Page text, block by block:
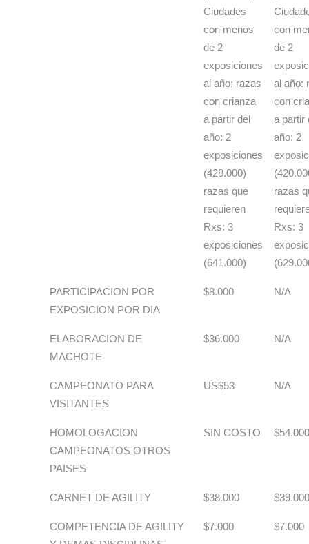
Ciudades
con menos
de 2
exposiciones
al año: razas
con crianza
a partir del
año: 2
exposiciones
(428.000)
razas que
requieren
Rxs: 3
exposiciones
(641.000)
con
de 2
al año:
con
a partir
año: 2
razas
Rxs: 3
PARTICIPACION POR
EXPOSICION POR DIA
$8.000 N/A
ELABORACION DE
MACHOTE
$36.000 N/A
CAMPEONATO PARA
VISITANTES
US$53 N/A
HOMOLOGACION
CAMPEONATOS OTROS
PAISES
SIN COSTO $54.000
CARNET DE AGILITY $38.000 $39.000
COMPETENCIA DE AGILITY
$7.000 $7.000